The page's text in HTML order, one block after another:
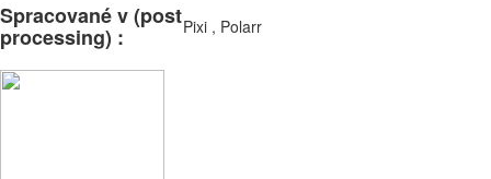
Spracované v (post
processing) : Pixi , Polarr
Facebook
Email